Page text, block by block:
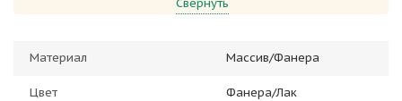
Свернуть
Материал Массив/Фанера
Цвет Фанера/Лак